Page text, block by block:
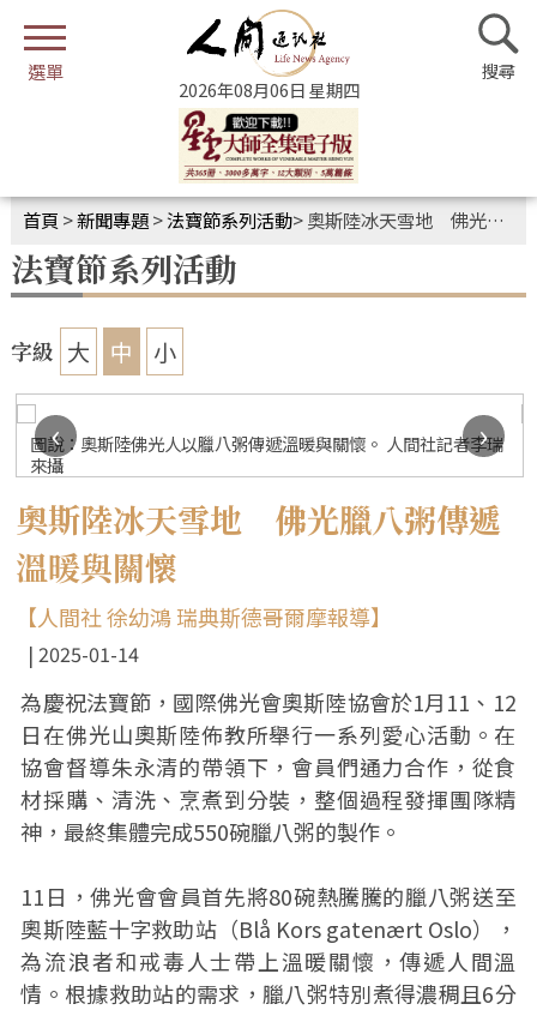
2026年08月06日 星期四
首頁 >新聞專題>法寶節系列活動>奧斯陸冰天雪地 佛光臘八粥傳遞溫暖與關懷
法寶節系列活動
字級 大 中 小
圖說：奧斯陸佛光人以臘八粥傳遞溫暖與關懷。 人間社記者李瑞
來攝
‹
›
奧斯陸冰天雪地 佛光臘八粥傳遞
溫暖與關懷
【人間社 徐幼鴻 瑞典斯德哥爾摩報導】
2025-01-14
為慶祝法寶節，國際佛光會奧斯陸協會於1月11、12
日在佛光山奧斯陸佈教所舉行一系列愛心活動。在
協會督導朱永清的帶領下，會員們通力合作，從食
材採購、清洗、烹煮到分裝，整個過程發揮團隊精
神，最終集體完成550碗臘八粥的製作。
11日，佛光會會員首先將80碗熱騰騰的臘八粥送至
奧斯陸藍十字救助站（Blå Kors gatenært Oslo），
為流浪者和戒毒人士帶上溫暖關懷，傳遞人間溫
情。根據救助站的需求，臘八粥特別煮得濃稠且6分